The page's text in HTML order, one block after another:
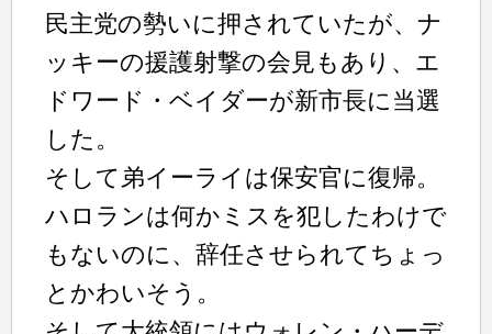
民主党の勢いに押されていたが、ナ
ッキーの援護射撃の会見もあり、エ
ドワード・ベイダーが新市長に当選
した。
そして弟イーライは保安官に復帰。
ハロランは何かミスを犯したわけで
もないのに、辞任させられてちょっ
とかわいそう。